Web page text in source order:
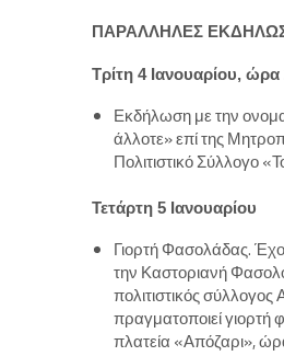
ΠΑΡΑΛΛΗΛΕΣ
Τρίτη 4 Ιανουαρίου, ώρα
Εκδήλωση με την
άλλοτε» επί της
Πολιτιστικό Σύλλογο
Τετάρτη 5 Ιανουαρίου
Γιορτή Φασολάδας.
την Καστοριανή
πολιτιστικός σύλλογος
πραγματοποιεί γιορτή
πλατεία «Απόζαρι»,